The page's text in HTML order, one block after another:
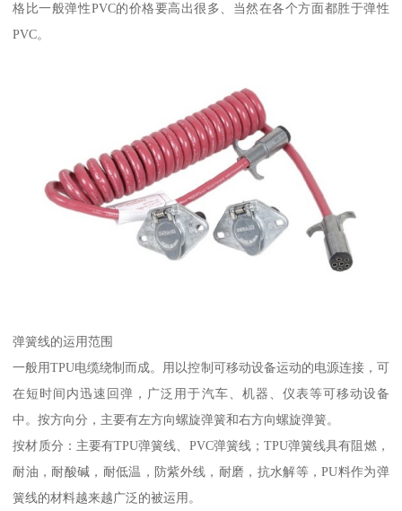
格比一般弹性PVC的价格要高出很多、当然在各个方面都胜于弹性
PVC。
弹簧线的运用范围
一般用TPU电缆绕制而成。用以控制可移动设备运动的电源连接，可
在短时间内迅速回弹，广泛用于汽车、机器、仪表等可移动设备
中。按方向分，主要有左方向螺旋弹簧和右方向螺旋弹簧。
按材质分：主要有TPU弹簧线、PVC弹簧线；TPU弹簧线具有阻燃，
耐油，耐酸碱，耐低温，防紫外线，耐磨，抗水解等，PU料作为弹
簧线的材料越来越广泛的被运用。